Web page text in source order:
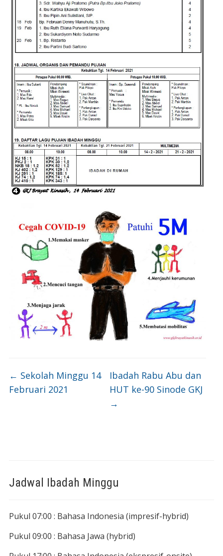
← Sekolah Minggu 14
Februari 2021
Ibadah Rabu Abu dan
HUT ke-90 Sinode GKJ
→
Jadwal Ibadah Minggu
Pukul 07:00 : Bahasa Indonesia (impresif-hybrid)
Pukul 09:00 : Bahasa Jawa (hybrid)